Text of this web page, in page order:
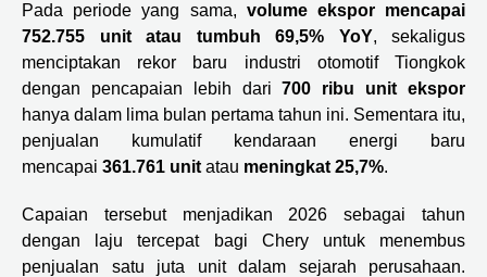
Pada periode yang sama, volume ekspor mencapai
752.755 unit atau tumbuh 69,5% YoY, sekaligus
menciptakan rekor baru industri otomotif Tiongkok
dengan pencapaian lebih dari700 ribu unit ekspor
hanya dalam lima bulan pertama tahun ini. Sementara itu,
penjualan kumulatif kendaraan energi baru
mencapai 361.761 unit atau meningkat 25,7%.
Capaian tersebut menjadikan 2026 sebagai tahun
dengan laju tercepat bagi Chery untuk menembus
penjualan satu juta unit dalam sejarah perusahaan.